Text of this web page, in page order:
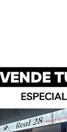
nuevo
los
Malintxe,
historia